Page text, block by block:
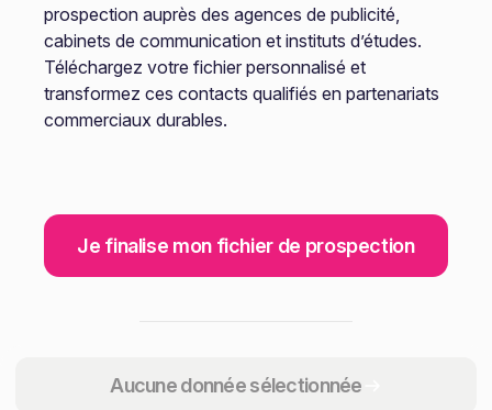
Aucune donnée sélectionnée
prospection auprès des agences de publicité,
cabinets de communication et instituts d’études.
Téléchargez votre fichier personnalisé et
transformez ces contacts qualifiés en partenariats
commerciaux durables.
Je finalise mon fichier de prospection
Partager